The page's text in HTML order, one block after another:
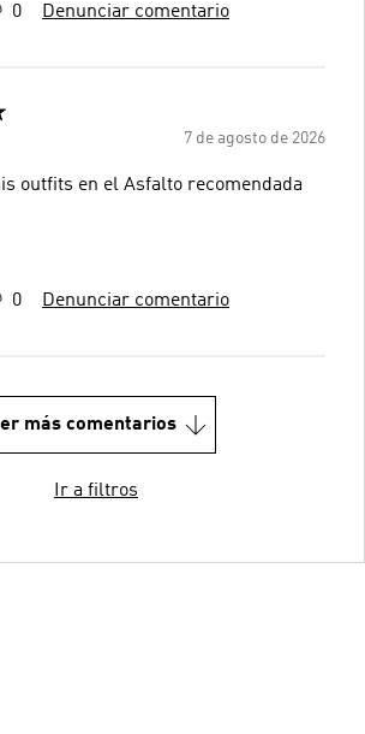
0 Denunciar comentario
7 de agosto de 2026
en el Asfalto recomendada
0 Denunciar comentario
más comentarios
Ir a filtros